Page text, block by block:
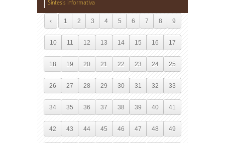
Síntesis informativa
‹ 1 2 3 4 5 6 7 8 9
10 11 12 13 14 15 16 17
18 19 20 21 22 23 24 25
26 27 28 29 30 31 32 33
34 35 36 37 38 39 40 41
42 43 44 45 46 47 48 49